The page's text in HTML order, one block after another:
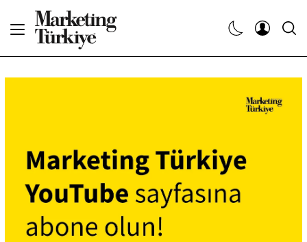
Dergiler
Etkinlikler